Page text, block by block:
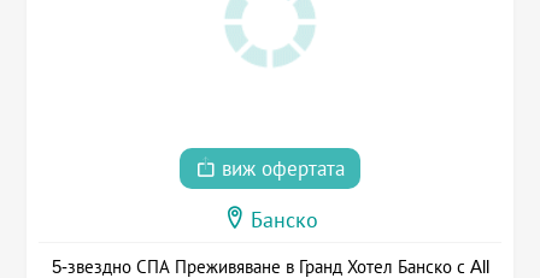
виж офертата
Банско
5-звездно СПА Преживяване в Гранд Хотел Банско с All